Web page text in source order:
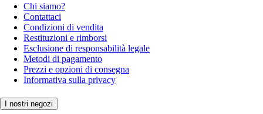
Chi siamo?
Contattaci
Condizioni di vendita
Restituzioni e rimborsi
Esclusione di responsabilità legale
Metodi di pagamento
Prezzi e opzioni di consegna
Informativa sulla privacy
I nostri negozi